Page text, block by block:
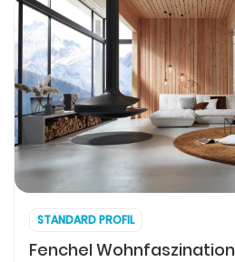
STANDARD PROFIL
Fenchel Wohnfaszination